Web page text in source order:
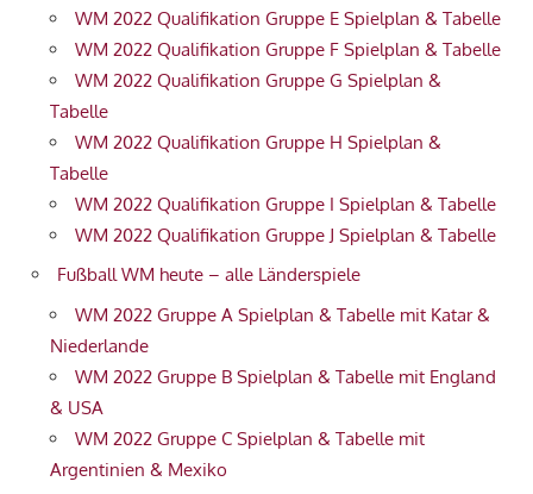
WM 2022 Qualifikation Gruppe E Spielplan & Tabelle
WM 2022 Qualifikation Gruppe F Spielplan & Tabelle
WM 2022 Qualifikation Gruppe G Spielplan &
Tabelle
WM 2022 Qualifikation Gruppe H Spielplan &
Tabelle
WM 2022 Qualifikation Gruppe I Spielplan & Tabelle
WM 2022 Qualifikation Gruppe J Spielplan & Tabelle
Fußball WM heute – alle Länderspiele
WM 2022 Gruppe A Spielplan & Tabelle mit Katar &
Niederlande
WM 2022 Gruppe B Spielplan & Tabelle mit England
& USA
WM 2022 Gruppe C Spielplan & Tabelle mit
Argentinien & Mexiko